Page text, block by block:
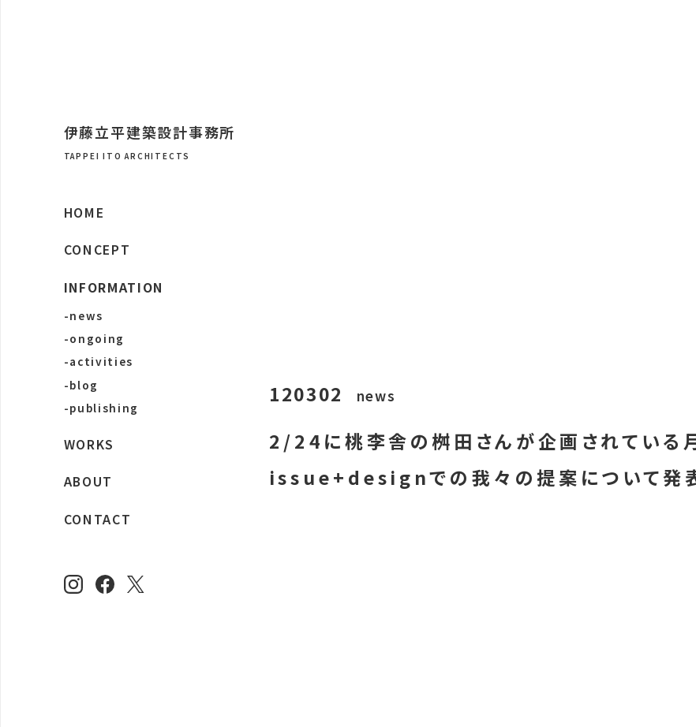
伊藤立平建築設計事務所
TAPPEI ITO ARCHITECTS
HOME
CONCEPT
INFORMATION
-news
-ongoing
-activities
-blog
-publishing
WORKS
ABOUT
CONTACT
120302 news
2/24に桃李舎の桝田さんが企画されている
issue+designでの我々の提案について発